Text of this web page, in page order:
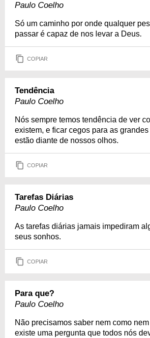
Paulo Coelho
Só um caminho por onde qualquer
passar é capaz de nos levar a Deus.
COPIAR
Tendência
Paulo Coelho
Nós sempre temos tendência de ver
existem, e ficar cegos para as
estão diante de nossos olhos.
COPIAR
Tarefas Diárias
Paulo Coelho
As tarefas diárias jamais impediram
seus sonhos.
COPIAR
Para que?
Paulo Coelho
Não precisamos saber nem como
existe uma pergunta que todos nós